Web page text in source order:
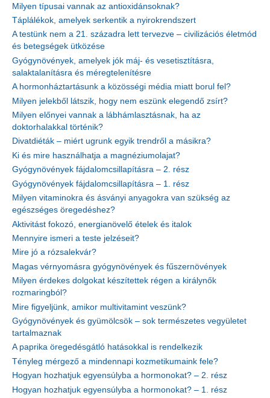
Milyen típusai vannak az antioxidánsoknak?
Táplálékok, amelyek serkentik a nyirokrendszert
A testünk nem a 21. századra lett tervezve – civilizációs életmód
és betegségek ütközése
Gyógynövények, amelyek jók máj- és vesetisztításra,
salaktalanításra és méregtelenítésre
A hormonháztartásunk a közösségi média miatt borul fel?
Milyen jelekből látszik, hogy nem eszünk elegendő zsírt?
Milyen előnyei vannak a lábhámlasztásnak, ha az
doktorhalakkal történik?
Divatdiéták – miért ugrunk egyik trendről a másikra?
Ki és mire használhatja a magnéziumolajat?
Gyógynövények fájdalomcsillapításra – 2. rész
Gyógynövények fájdalomcsillapításra – 1. rész
Milyen vitaminokra és ásványi anyagokra van szükség az
egészséges öregedéshez?
Aktivitást fokozó, energianövelő ételek és italok
Mennyire ismeri a teste jelzéseit?
Mire jó a rózsalekvár?
Magas vérnyomásra gyógynövények és fűszernövények
Milyen érdekes dolgokat készítettek régen a királynők
rozmaringból?
Mire figyeljünk, amikor multivitamint veszünk?
Gyógynövények és gyümölcsök – sok természetes vegyületet
tartalmaznak
A paprika öregedésgátló hatásokkal is rendelkezik
Tényleg mérgező a mindennapi kozmetikumaink fele?
Hogyan hozhatjuk egyensúlyba a hormonokat? – 2. rész
Hogyan hozhatjuk egyensúlyba a hormonokat? – 1. rész